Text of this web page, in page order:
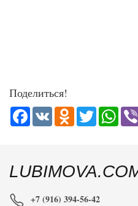
Поделиться!
Facebook
VK Odnoklassniki
Twitter
+7 (916) 394-56-42